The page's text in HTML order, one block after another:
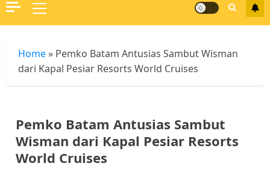
Primary
Menu
Home » Pemko Batam Antusias Sambut Wisman
dari Kapal Pesiar Resorts World Cruises
Pemko Batam Antusias Sambut
Wisman dari Kapal Pesiar Resorts
World Cruises